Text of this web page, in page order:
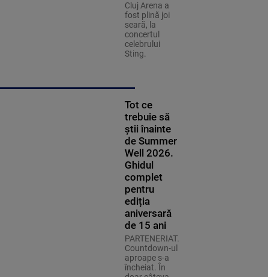
Cluj Arena a
fost plină joi
seară, la
concertul
celebrului
Sting.
Tot ce
trebuie să
știi înainte
de Summer
Well 2026.
Ghidul
complet
pentru
ediția
aniversară
de 15 ani
PARTENERIAT.
Countdown-ul
aproape s-a
încheiat. În